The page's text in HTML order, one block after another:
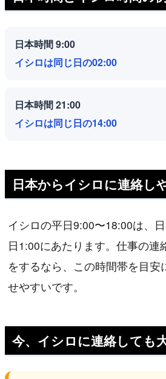
日本時間 9:00
イシロは同じ日の02:00
日本時間 21:00
イシロは同じ日の14:00
日本からイシロに連絡し
イシロの平日9:00〜18:00は、
日1:00にあたります。仕事の連
をするなら、この時間帯を目安
せやすいです。
今、イシロに連絡しても